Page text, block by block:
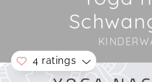
Soon you will learn more
4 ratings